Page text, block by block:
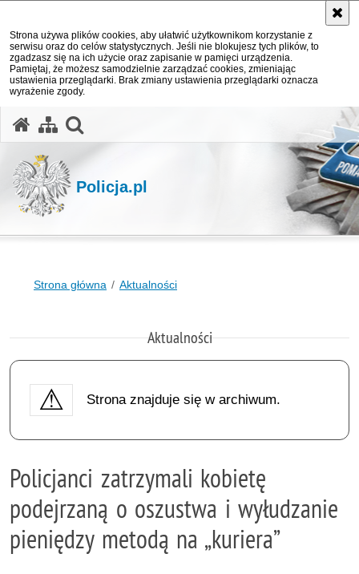
Strona używa plików cookies, aby ułatwić użytkownikom korzystanie z
serwisu oraz do celów statystycznych. Jeśli nie blokujesz tych plików, to
zgadzasz się na ich użycie oraz zapisanie w pamięci urządzenia.
Pamiętaj, że możesz samodzielnie zarządzać cookies, zmieniając
ustawienia przeglądarki. Brak zmiany ustawienia przeglądarki oznacza
wyrażenie zgody.
Policja.pl
Strona główna Aktualności
Aktualności
Strona znajduje się w archiwum.
Policjanci zatrzymali kobietę
podejrzaną o oszustwa i wyłudzanie
pieniędzy metodą na „kuriera”